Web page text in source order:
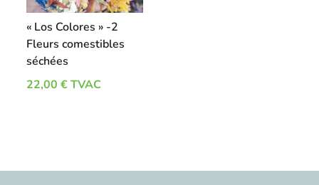
« Los Colores » -2
Fleurs comestibles
séchées
22,00€ TVAC